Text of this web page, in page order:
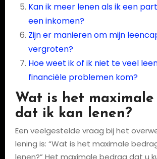
Kan ik meer lenen als ik een
een inkomen?
Zijn er manieren om mijn
vergroten?
Hoe weet ik of ik niet te veel
financiële problemen kom?
Wat is het
dat ik kan lenen?
Een veelgestelde vraag bij het
lening is: “Wat is het maximale
lenen?” Het maximale bedrag dat u